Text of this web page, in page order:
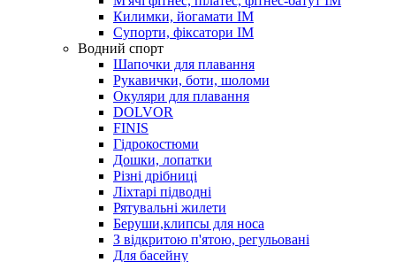
Килимки, йогамати IM
Супорти, фіксатори IM
Водний спорт
Шапочки для плавання
Рукавички, боти, шоломи
Окуляри для плавання
DOLVOR
FINIS
Гідрокостюми
Дошки, лопатки
Різні дрібниці
Ліхтарі підводні
Рятувальні жилети
Беруши,клипсы для носа
З відкритою п'ятою, регульовані
Для басейну